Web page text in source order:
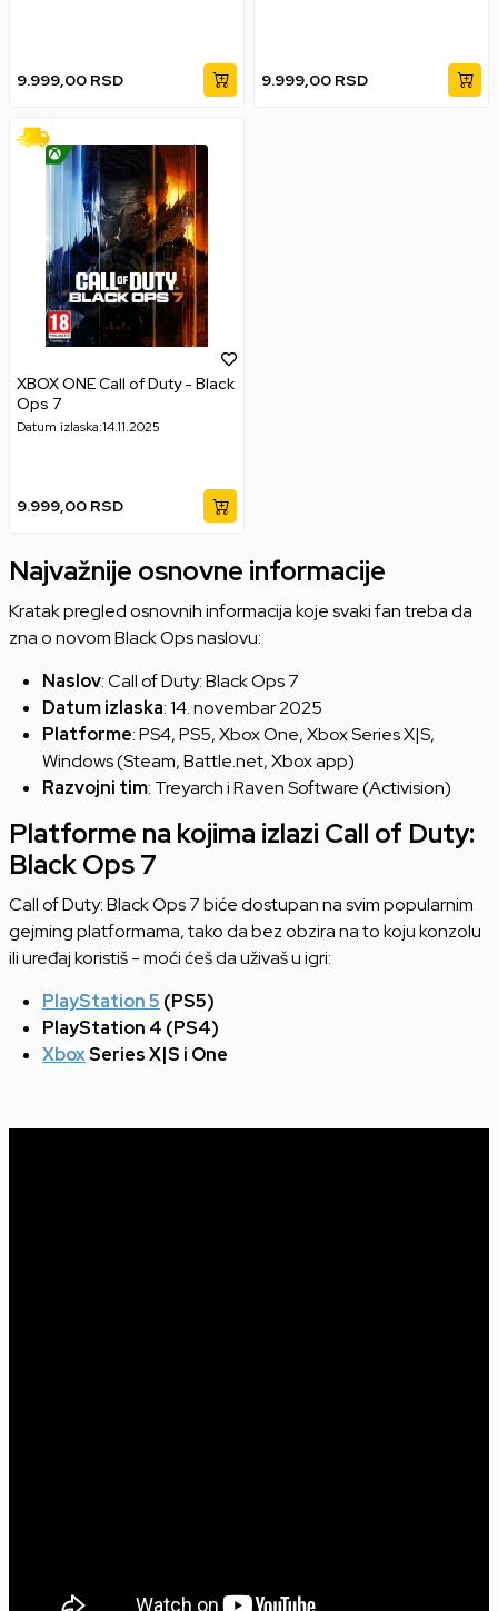
9.999,00 RSD 9.999,00 RSD
XBOX ONE Call of Duty - Black
Ops 7
Datum izlaska:14.11.2025
9.999,00 RSD
Najvažnije osnovne informacije
Kratak pregled osnovnih informacija koje svaki fan treba da
zna o novom Black Ops naslovu:
Naslov: Call of Duty: Black Ops 7
Datum izlaska: 14. novembar 2025
Platforme: PS4, PS5, Xbox One, Xbox Series X|S,
Windows (Steam, Battle.net, Xbox app)
Razvojni tim: Treyarch i Raven Software (Activision)
Platforme na kojima izlazi Call of Duty:
Black Ops 7
Call of Duty: Black Ops 7 biće dostupan na svim popularnim
gejming platformama, tako da bez obzira na to koju konzolu
ili uređaj koristiš - moći ćeš da uživaš u igri:
PlayStation 5 (PS5)
PlayStation 4 (PS4)
XboxSeries X|S i One